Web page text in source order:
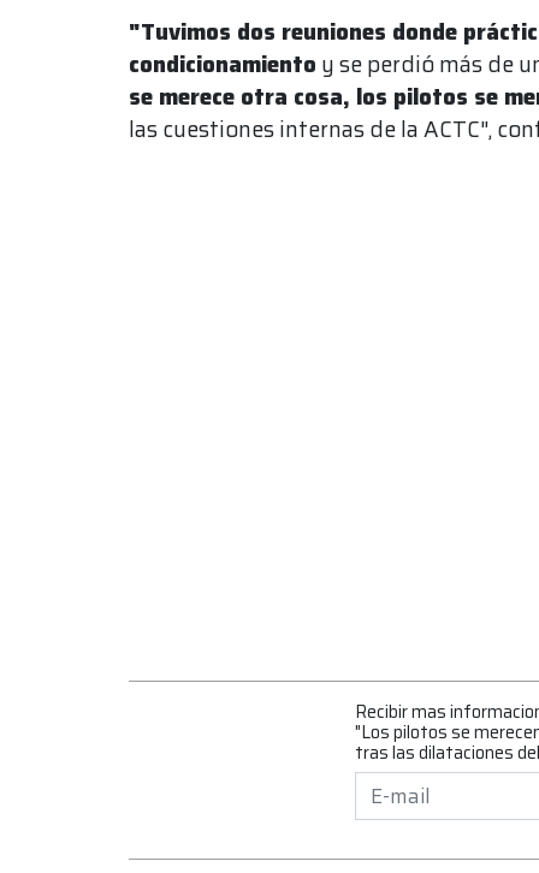
"Tuvimos dos reuniones donde
condicionamiento y se perdió más de
se merece otra cosa, los pilotos se
las cuestiones internas de la ACTC",
Recibir mas
"Los pilotos se
tras las dilataciones